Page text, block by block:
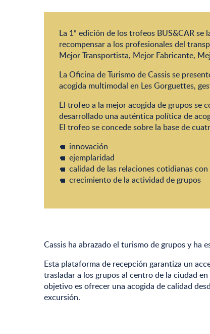
La 1ª edición de los trofeos BUS&CAR
recompensar a los profesionales del
Mejor Transportista, Mejor Fabricante,
La Oficina de Turismo de Cassis se
acogida multimodal en Les Gorguettes,
El trofeo a la mejor acogida de grupos se
desarrollado una auténtica política de
El trofeo se concede sobre la base de
innovación
ejemplaridad
calidad de las relaciones cotidianas
crecimiento de la actividad de grupos
Cassis ha abrazado el turismo de grupos y ha
Esta plataforma de recepción garantiza un
trasladar a los grupos al centro de la ciudad
objetivo es ofrecer una acogida de calidad
excursión.